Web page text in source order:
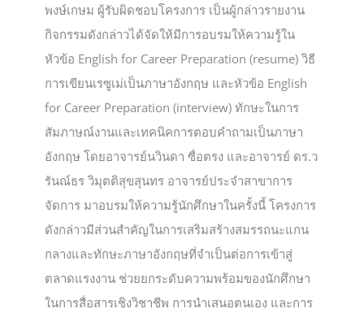
พงษ์เกษม ผู้รับผิดชอบโครงการ เป็นผู้กล่าวรายงาน
กิจกรรมดังกล่าวได้จัดให้มีการอบรมให้ความรู้ใน
หัวข้อ English for Career Preparation (resume) วิธี
การเขียนเรซูเม่เป็นภาษาอังกฤษ และหัวข้อ English
for Career Preparation (interview) ทักษะในการ
สัมภาษณ์งานและเทคนิคการตอบคำถามเป็นภาษา
อังกฤษ โดยอาจารย์นวินดา ซื่อตรง และอาจารย์ ดร.ว
รันณ์ธร วิมุตติสุขสุนทร อาจารย์ประจำสาขาการ
จัดการ มาอบรมให้ความรู้นักศึกษาในครั้งนี้ โครงการ
ดังกล่าวมีส่วนสำคัญในการเสริมสร้างสมรรถนะแกน
กลางและทักษะภาษาอังกฤษที่จำเป็นต่อการเข้าสู่
ตลาดแรงงาน ช่วยยกระดับความพร้อมของนักศึกษา
ในการสื่อสารเชิงวิชาชีพ การนำเสนอตนเอง และการ